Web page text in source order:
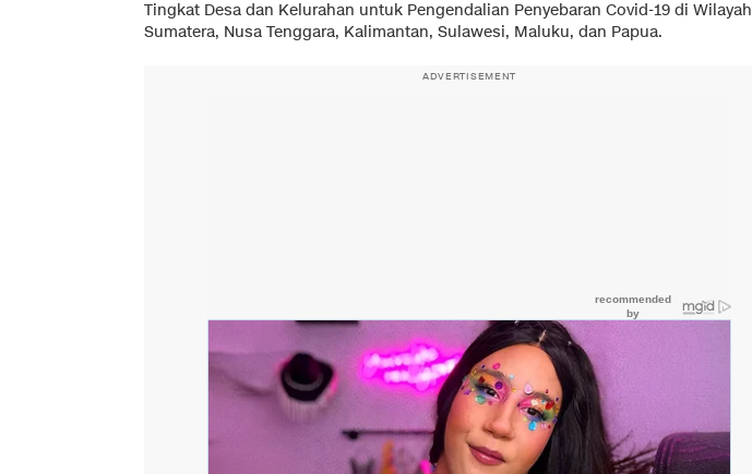
Tingkat Desa dan Kelurahan untuk Pengendalian Penyebaran Covid-19 di Wilayah
Sumatera, Nusa Tenggara, Kalimantan, Sulawesi, Maluku, dan Papua.
ADVERTISEMENT